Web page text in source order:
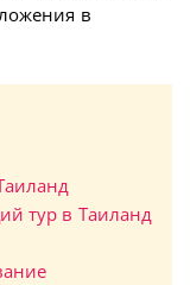
в
тур в Таиланд